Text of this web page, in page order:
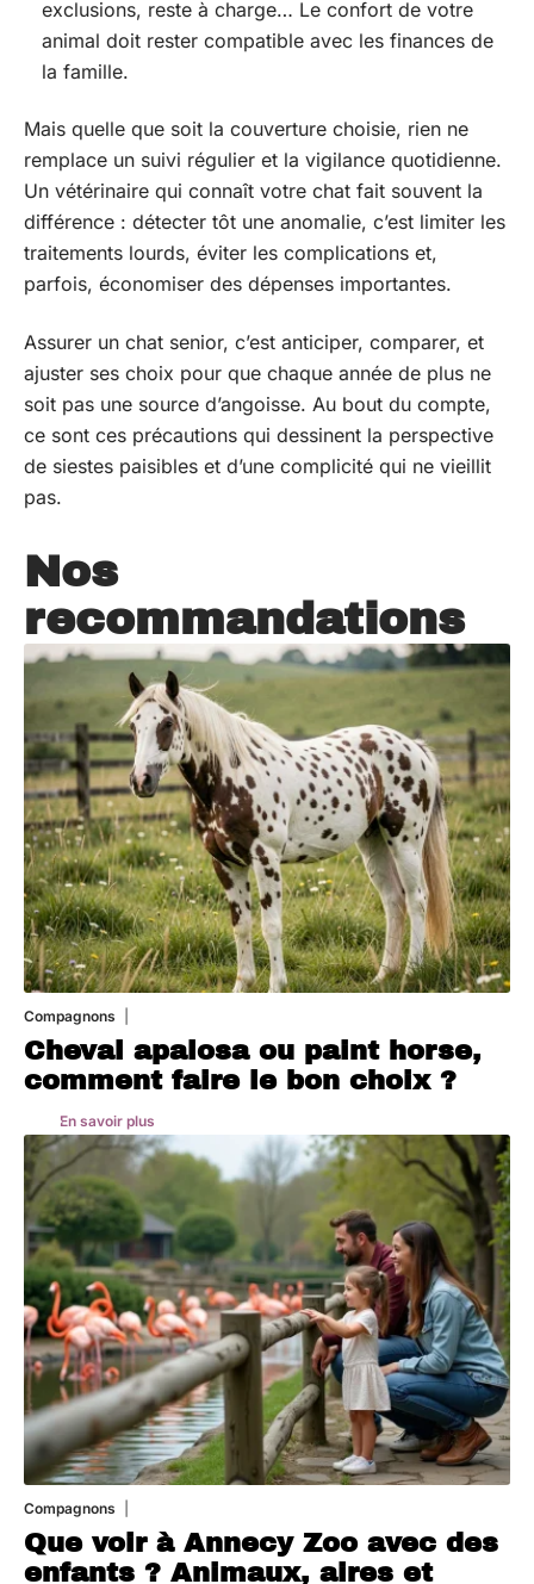
exclusions, reste à charge… Le confort de votre
animal doit rester compatible avec les finances de
la famille.
Mais quelle que soit la couverture choisie, rien ne
remplace un suivi régulier et la vigilance quotidienne.
Un vétérinaire qui connaît votre chat fait souvent la
différence : détecter tôt une anomalie, c’est limiter les
traitements lourds, éviter les complications et,
parfois, économiser des dépenses importantes.
Assurer un chat senior, c’est anticiper, comparer, et
ajuster ses choix pour que chaque année de plus ne
soit pas une source d’angoisse. Au bout du compte,
ce sont ces précautions qui dessinent la perspective
de siestes paisibles et d’une complicité qui ne vieillit
pas.
Nos
recommandations
Compagnons
Cheval apalosa ou paint horse,
comment faire le bon choix ?
En savoir plus
Compagnons
Que voir à Annecy Zoo avec des
enfants ? Animaux, aires et